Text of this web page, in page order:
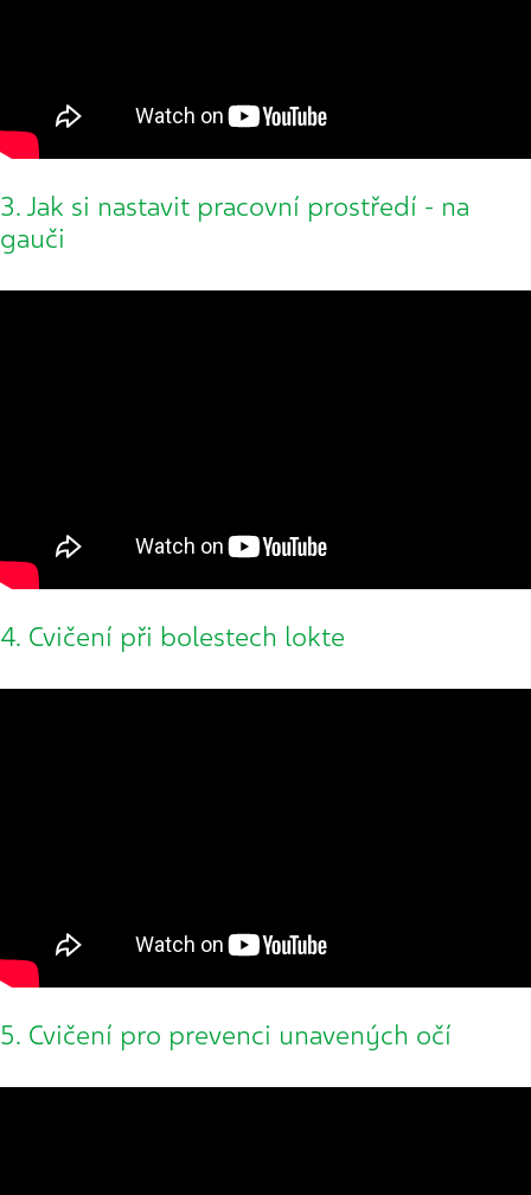
3. Jak si nastavit pracovní prostředí - na
gauči
4. Cvičení při bolestech lokte
5. Cvičení pro prevenci unavených očí